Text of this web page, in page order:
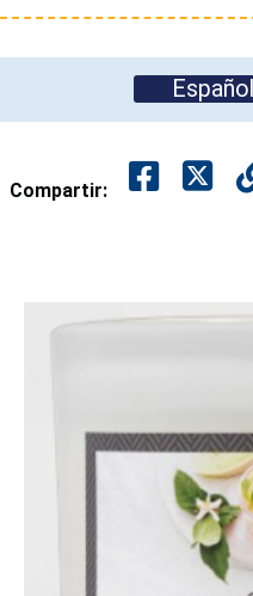
Español
Compartir: